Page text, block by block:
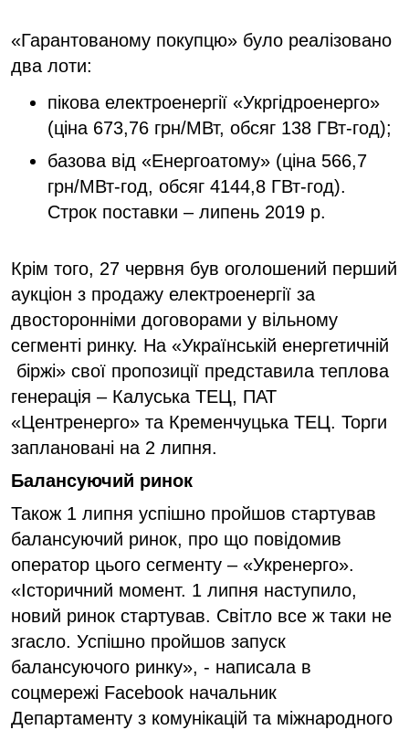
«Гарантованому покупцю» було реалізовано
два лоти:
пікова електроенергії «Укргідроенерго»
(ціна 673,76 грн/МВт, обсяг 138 ГВт-год);
базова від «Енергоатому» (ціна 566,7
грн/МВт-год, обсяг 4144,8 ГВт-год).
Строк поставки – липень 2019 р.
Крім того, 27 червня був оголошений перший
аукціон з продажу електроенергії за
двосторонніми договорами у вільному
сегменті ринку. На «Українській енергетичній
біржі» свої пропозиції представила теплова
генерація – Калуська ТЕЦ, ПАТ
«Центренерго» та Кременчуцька ТЕЦ. Торги
заплановані на 2 липня.
Балансуючий ринок
Також 1 липня успішно пройшов стартував
балансуючий ринок, про що повідомив
оператор цього сегменту – «Укренерго».
«Історичний момент. 1 липня наступило,
новий ринок стартував. Світло все ж таки не
згасло. Успішно пройшов запуск
балансуючого ринку», - написала в
соцмережі Facebook начальник
Департаменту з комунікацій та міжнародного